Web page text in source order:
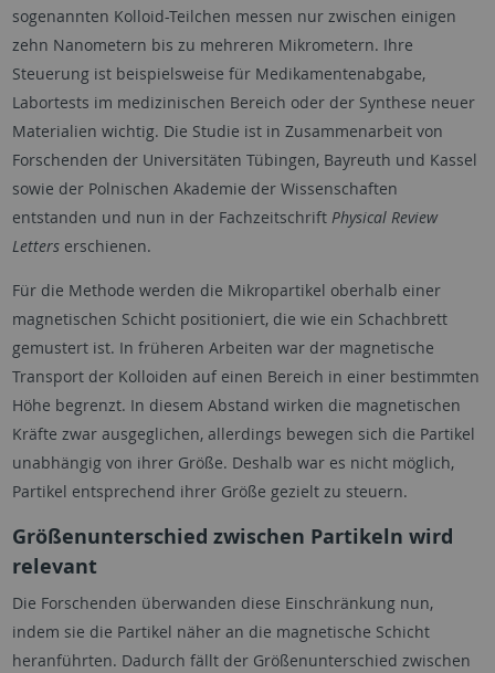
sogenannten Kolloid-Teilchen messen nur zwischen einigen
zehn Nanometern bis zu mehreren Mikrometern. Ihre
Steuerung ist beispielsweise für Medikamentenabgabe,
Labortests im medizinischen Bereich oder der Synthese neuer
Materialien wichtig. Die Studie ist in Zusammenarbeit von
Forschenden der Universitäten Tübingen, Bayreuth und Kassel
sowie der Polnischen Akademie der Wissenschaften
entstanden und nun in der Fachzeitschrift Physical Review
Letterserschienen.
Für die Methode werden die Mikropartikel oberhalb einer
magnetischen Schicht positioniert, die wie ein Schachbrett
gemustert ist. In früheren Arbeiten war der magnetische
Transport der Kolloiden auf einen Bereich in einer bestimmten
Höhe begrenzt. In diesem Abstand wirken die magnetischen
Kräfte zwar ausgeglichen, allerdings bewegen sich die Partikel
unabhängig von ihrer Größe. Deshalb war es nicht möglich,
Partikel entsprechend ihrer Größe gezielt zu steuern.
Größenunterschied zwischen Partikeln wird
relevant
Die Forschenden überwanden diese Einschränkung nun,
indem sie die Partikel näher an die magnetische Schicht
heranführten. Dadurch fällt der Größenunterschied zwischen